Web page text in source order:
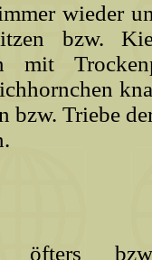
wieder
bzw.
mit
bzw. Triebe
öfters